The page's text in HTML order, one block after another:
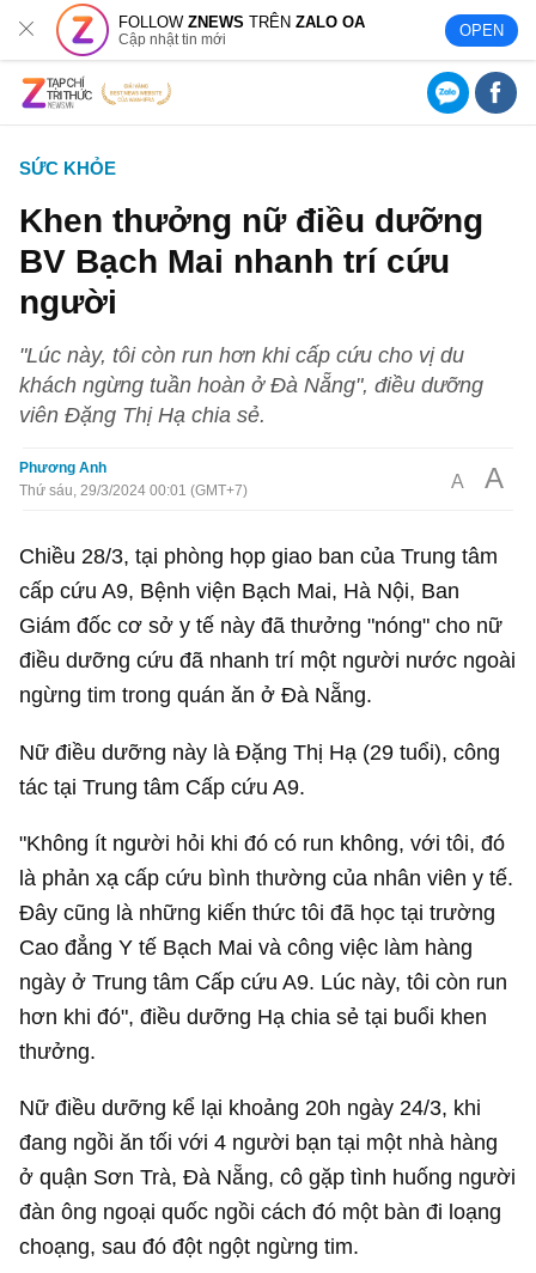
FOLLOWZNEWS TRÊNZALO OA
Cập nhật tin mới OPEN
SỨC KHỎE
Khen thưởng nữ điều dưỡng
BV Bạch Mai nhanh trí cứu
người
"Lúc này, tôi còn run hơn khi cấp cứu cho vị du
khách ngừng tuần hoàn ở Đà Nẵng", điều dưỡng
viên Đặng Thị Hạ chia sẻ.
Phương Anh
Thứ sáu, 29/3/2024 00:01 (GMT+7)
A A
Chiều 28/3, tại phòng họp giao ban của Trung tâm
cấp cứu A9, Bệnh viện Bạch Mai, Hà Nội, Ban
Giám đốc cơ sở y tế này đã thưởng "nóng" cho nữ
điều dưỡng cứu đã nhanh trí một người nước ngoài
ngừng tim trong quán ăn ở Đà Nẵng.
Nữ điều dưỡng này là Đặng Thị Hạ (29 tuổi), công
tác tại Trung tâm Cấp cứu A9.
"Không ít người hỏi khi đó có run không, với tôi, đó
là phản xạ cấp cứu bình thường của nhân viên y tế.
Đây cũng là những kiến thức tôi đã học tại trường
Cao đẳng Y tế Bạch Mai và công việc làm hàng
ngày ở Trung tâm Cấp cứu A9. Lúc này, tôi còn run
hơn khi đó", điều dưỡng Hạ chia sẻ tại buổi khen
thưởng.
Nữ điều dưỡng kể lại khoảng 20h ngày 24/3, khi
đang ngồi ăn tối với 4 người bạn tại một nhà hàng
ở quận Sơn Trà, Đà Nẵng, cô gặp tình huống người
đàn ông ngoại quốc ngồi cách đó một bàn đi loạng
choạng, sau đó đột ngột ngừng tim.